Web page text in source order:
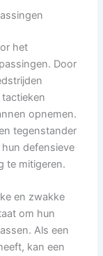
het
Door
opnemen.
tegenstander
defensieve
te mitigeren.
en zwakke
om hun
Als een
kan een